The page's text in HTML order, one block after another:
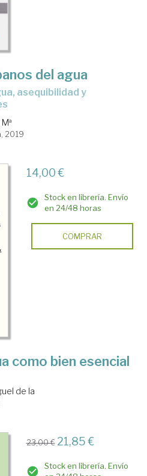
del agua
2019
14,00 €
Stock en librería. Envío
en 24/48 horas
COMPRAR
como bien esencial
de la
23,00 € 21,85 €
Stock en librería. Envío